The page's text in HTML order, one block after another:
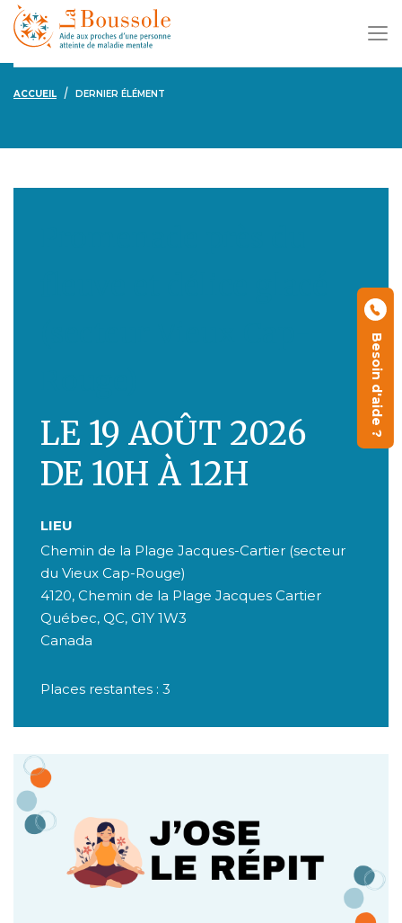
Besoin d'aide ?
ACCUEIL DERNIER ÉLÉMENT
LE 19 AOÛT 2026
DE 10H À 12H
LIEU
Chemin de la Plage Jacques-Cartier (secteur
du Vieux Cap-Rouge)
4120, Chemin de la Plage Jacques Cartier
Québec, QC, G1Y 1W3
Canada
Places restantes : 3